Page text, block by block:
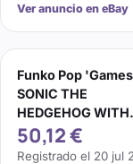
Ver anuncio en eBay
Funko Pop
SONIC THE
HEDGEHOG WITH
RING Figura Vinilo
#283 NRFB Sega
50,12 €
Registrado el 20 jul